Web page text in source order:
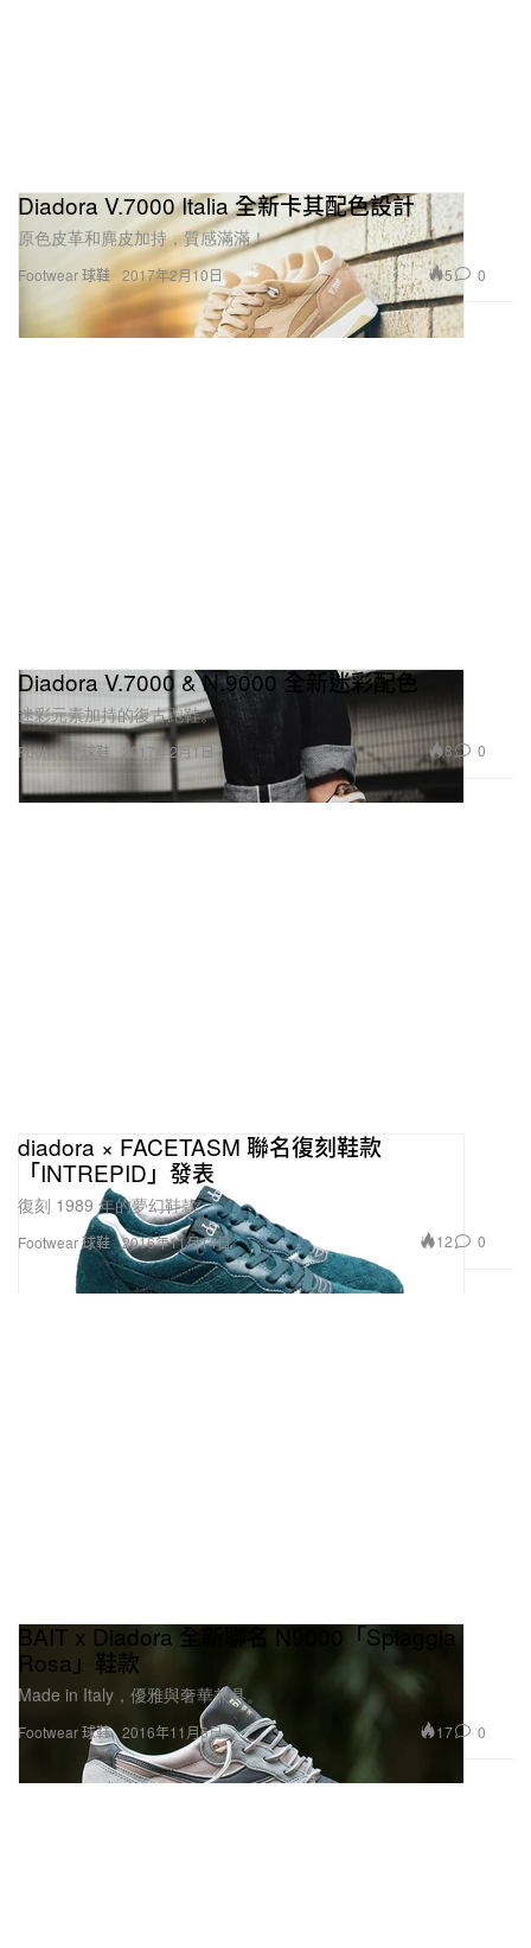
Footwear 球鞋
Diadora V.7000 Italia 全新卡其配色設計
原色皮革和麂皮加持，質感滿滿！
2017年2月10日 5 0
Footwear 球鞋
Diadora V.7000 & N.9000 全新迷彩配色
迷彩元素加持的復古跑鞋。
2017年2月1日 8 0
Footwear 球鞋
diadora × FACETASM 聯名復刻鞋款
「INTREPID」發表
復刻 1989 年的夢幻鞋款
2016年11月14日 12 0
Footwear 球鞋
BAIT x Diadora 全新聯名 N9000「Spiaggia
Rosa」鞋款
Made in Italy，優雅與奢華兼具。
2016年11月6日 17 0